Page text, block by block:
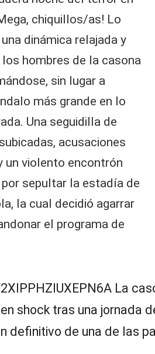
, chiquillos/as! Lo
dinámica relajada y
hombres de la casona
sin lugar a
más grande en lo
Una seguidilla de
acusaciones
un violento encontrón
sepultar la estadía de
la cual decidió agarrar
el programa de